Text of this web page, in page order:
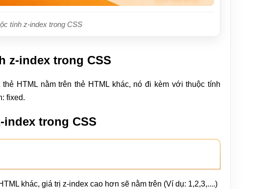
tính z-index trong CSS
z-index trong CSS
HTML nằm trên thẻ HTML khác, nó đi kèm với thuộc tính
fixed.
trong CSS
khác, giá trị z-index cao hơn sẽ nằm trên (Ví dụ: 1,2,3,....)